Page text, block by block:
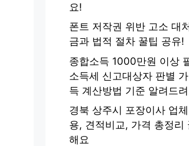
요!
폰트 저작권 위반 고소 대
금과 법적 절차 꿀팁 공유!
종합소득 1000만원 이상
소득세 신고대상자 판별
득 계산방법 기준 알려드
경북 상주시 포장이사 업
용, 견적비교, 가격 총정리
해요